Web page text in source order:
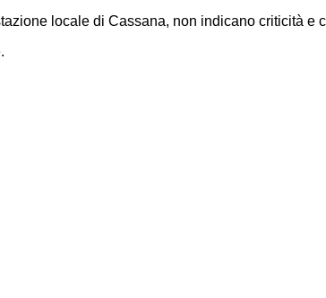
locale di Cassana, non indicano criticità